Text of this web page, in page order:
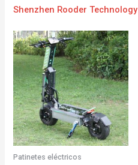
Shenzhen Rooder
Patinetes eléctricos